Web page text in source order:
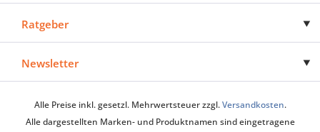
Ratgeber
Newsletter
Alle Preise inkl. gesetzl. Mehrwertsteuer zzgl.Versandkosten.
Alle dargestellten Marken- und Produktnamen sind eingetragene